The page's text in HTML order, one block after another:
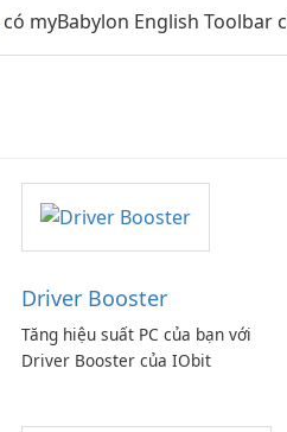
có myBabylon English Toolbar
Driver Booster
Tăng hiệu suất PC của bạn với
Driver Booster của IObit